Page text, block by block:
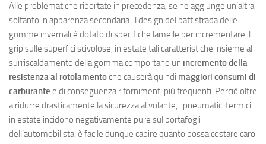
Alle problematiche riportate in precedenza, se ne aggiunge un’altra
soltanto in apparenza secondaria: il design del battistrada delle
gomme invernali è dotato di specifiche lamelle per incrementare il
grip sulle superfici scivolose, in estate tali caratteristiche insieme al
surriscaldamento della gomma comportano un incremento della
resistenza al rotolamentoche causerà quindi maggiori consumi di
carburante e di conseguenza rifornimenti più frequenti. Perciò oltre
a ridurre drasticamente la sicurezza al volante, i pneumatici termici
in estate incidono negativamente pure sul portafogli
dell’automobilista: è facile dunque capire quanto possa costare caro